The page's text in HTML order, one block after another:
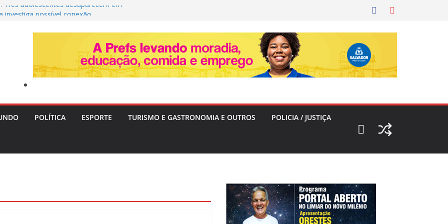
Três adolescentes desaparecem em
dos Povos Indígenas
ser atropelado por ônibus
de Itapuã, em Salvador
Tia Milena revela fim da amizade com
e aponta motivos
POLÍTICA ESPORTE TURISMO E GASTRONOMIA E OUTROS POLICIA / JUSTIÇA